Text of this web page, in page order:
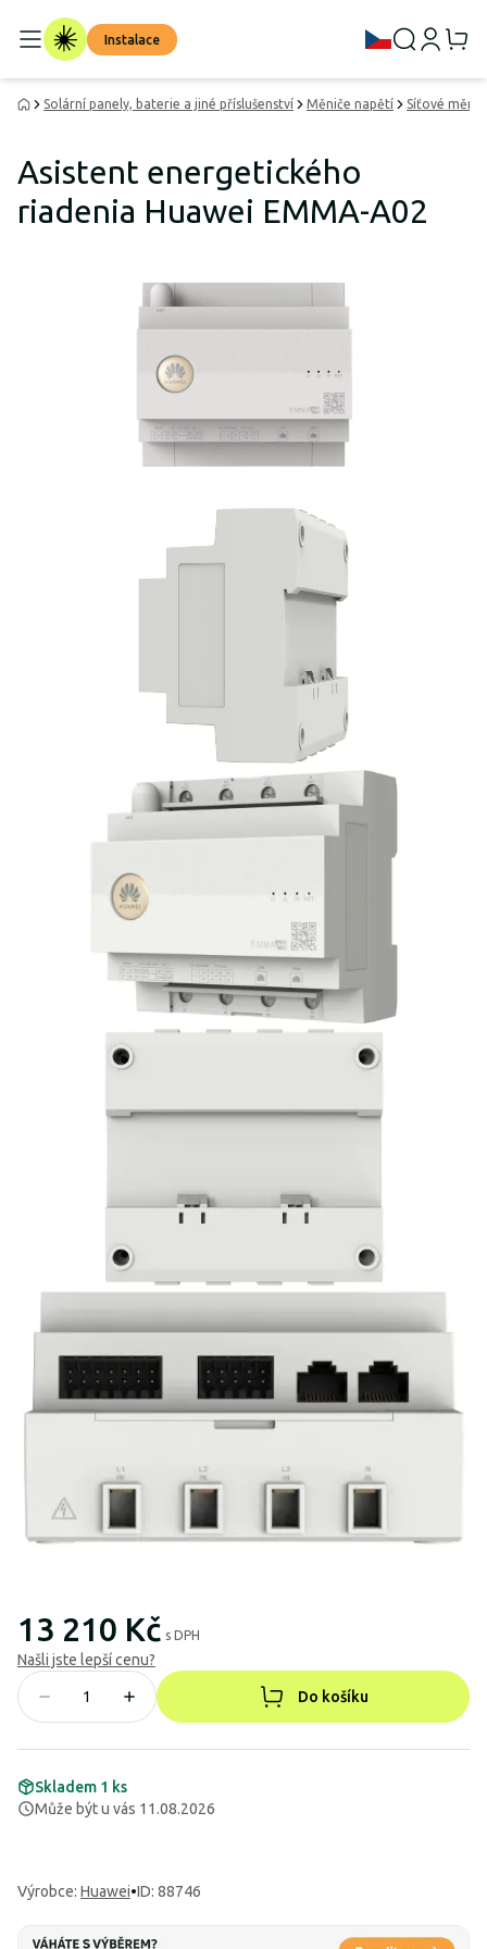
Instalace
Solární panely, baterie a jiné příslušenství Měniče napětí Síťové
Asistent energetického
riadenia Huawei EMMA-A02
13 210 Kč s DPH
Našli jste lepší cenu?
Do košíku
Skladem 1 ks
Může být u vás 11.08.2026
Výrobce: Huawei•ID: 88746